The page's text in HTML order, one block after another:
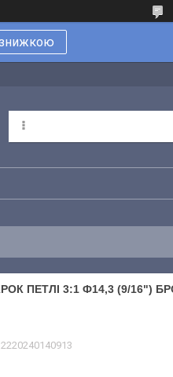
знижкою
ПЕТЛІ 3:1 Ф14,3 (9/16")
2220240140913